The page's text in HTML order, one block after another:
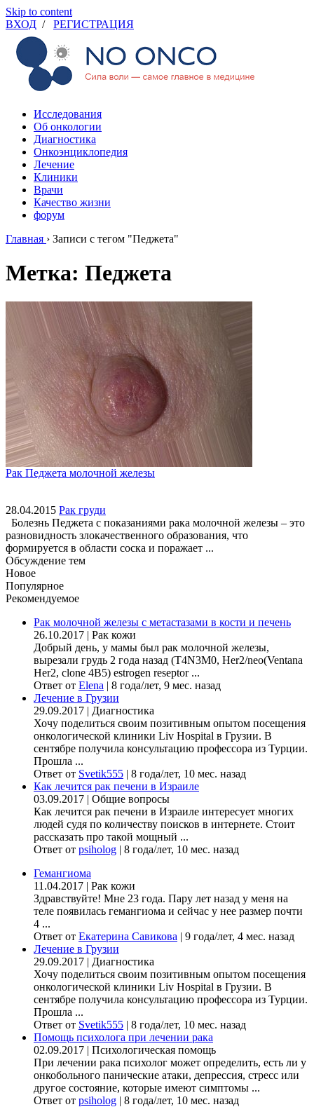
Skip to content
ВХОД / РЕГИСТРАЦИЯ
Исследования
Об онкологии
Диагностика
Онкоэнциклопедия
Лечение
Клиники
Врачи
Качество жизни
форум
Главная › Записи с тегом "Педжета"
Метка: Педжета
Рак Педжета молочной железы
28.04.2015 Рак груди
Болезнь Педжета с показаниями рака молочной железы – это
разновидность злокачественного образования, что
формируется в области соска и поражает ...
Обсуждение тем
Новое
Популярное
Рекомендуемое
Рак молочной железы с метастазами в кости и печень
26.10.2017 | Рак кожи
Добрый день, у мамы был рак молочной железы,
вырезали грудь 2 года назад (Т4N3M0, Her2/neo(Ventana
Her2, clone 4B5) estrogen reseptor ...
Ответ от Elena | 8 года/лет, 9 мес. назад
Лечение в Грузии
29.09.2017 | Диагностика
Хочу поделиться своим позитивным опытом посещения
онкологической клиники Liv Hospital в Грузии. В
сентябре получила консультацию профессора из Турции.
Прошла ...
Ответ от Svetik555 | 8 года/лет, 10 мес. назад
Как лечится рак печени в Израиле
03.09.2017 | Общие вопросы
Как лечится рак печени в Израиле интересует многих
людей судя по количеству поисков в интернете. Стоит
рассказать про такой мощный ...
Ответ от psiholog | 8 года/лет, 10 мес. назад
Гемангиома
11.04.2017 | Рак кожи
Здравствуйте! Мне 23 года. Пару лет назад у меня на
теле появилась гемангиома и сейчас у нее размер почти
4 ...
Ответ от Екатерина Савикова | 9 года/лет, 4 мес. назад
Лечение в Грузии
29.09.2017 | Диагностика
Хочу поделиться своим позитивным опытом посещения
онкологической клиники Liv Hospital в Грузии. В
сентябре получила консультацию профессора из Турции.
Прошла ...
Ответ от Svetik555 | 8 года/лет, 10 мес. назад
Помощь психолога при лечении рака
02.09.2017 | Психологическая помощь
При лечении рака психолог может определить, есть ли у
онкобольного панические атаки, депрессия, стресс или
другое состояние, которые имеют симптомы ...
Ответ от psiholog | 8 года/лет, 10 мес. назад